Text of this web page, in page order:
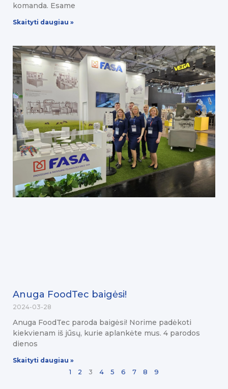
komanda. Esame
Skaityti daugiau »
Anuga FoodTec baigėsi!
2024-03-28
Anuga FoodTec paroda baigėsi! Norime padėkoti
kiekvienam iš jūsų, kurie aplankėte mus. 4 parodos
dienos
Skaityti daugiau »
1
2 3 4 5 6 7 8 9